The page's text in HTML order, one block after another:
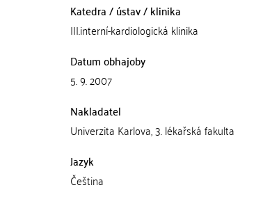
Katedra / ústav / klinika
III.interní-kardiologická klinika
Datum obhajoby
5. 9. 2007
Nakladatel
Univerzita Karlova, 3. lékařská fakulta
Jazyk
Čeština